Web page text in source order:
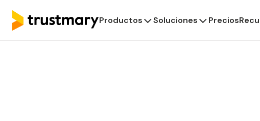
Productos Soluciones Precios